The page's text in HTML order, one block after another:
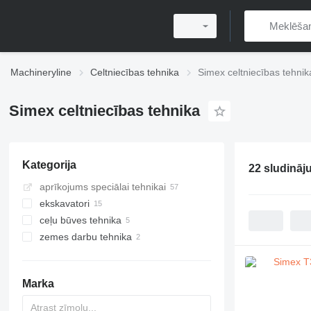
Machineryline Celtniecības tehnika Simex celtniecības
Simex celtniecības tehnika
Kategorija
aprīkojums speciālai tehnikai
ekskavatori
tranšeju racēji
ceļu būves tehnika
ceļu frēzes
šķembu izkliedētāji
zemes darbu tehnika
Marka
22